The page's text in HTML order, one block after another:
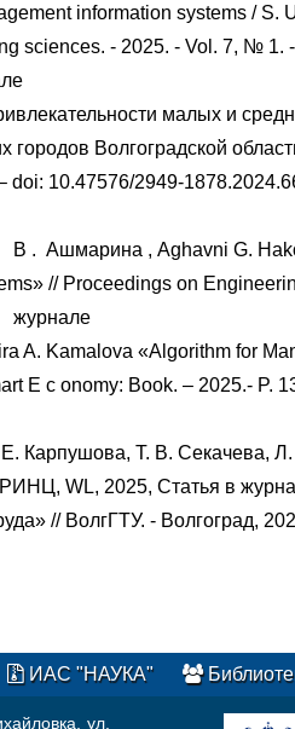
information systems / S.
sciences. - 2025. - Vol. 7, № 1. -
малых и
Волгоградской
10.47576/2949-
В . Ашмарина , Aghavni G.
// Proceedings on
журнале
A. Kamalova «Algorithm for
E с onomy: Book. – 2025.- P.
Карпушова, Т. В. Секачева,
WL, 2025, Статья в
// ВолгГТУ. - Волгоград,
ИАС "НАУКА"
ул.